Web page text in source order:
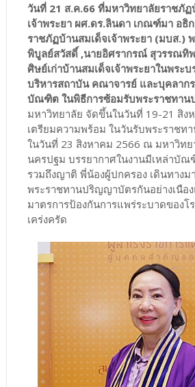
วันที่ 21 ส.ค.66 ที่มหาวิทยาลัยราชภัฏ
เจ้าพระยา ผศ.ดร.ลินดา เกณฑ์มา อธิ
ราชภัฏบ้านสมเด็จเจ้าพระยา (มบส.)
พิบูลย์สวัสดิ์ ,นายอิศรากรณ์ สุวรรณทิ
ศิษย์เก่าบ้านสมเด็จเจ้าพระยาในพระ
บริหารสถาบัน คณาจารย์ และบุคลาก
บัณฑิต ในพิธีการซ้อมรับพระราชทา
มหาวิทยาลัย จัดขึ้นในวันที่ 19-21 สิง
เตรียมความพร้อม ในวันรับพระราช
ในวันที่ 23 สิงหาคม 2566 ณ มหาวิท
นครปฐม บรรยากาศในงานมีเหล่าบัณ
รวมถึงญาติ พี่น้องผู้ปกครอง เดินทางม
พระราชทานปริญญาบัตรกันอย่างเนือ
มาตรการป้องกันการแพร่ระบาดของโ
เคร่งครัด